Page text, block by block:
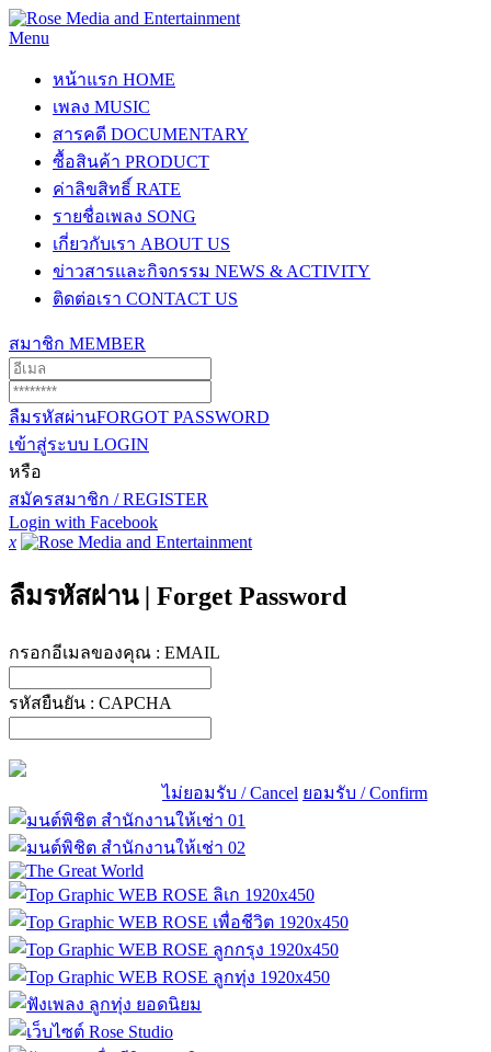
Menu
หน้าแรก HOME
เพลง MUSIC
สารคดี DOCUMENTARY
ซื้อสินค้า PRODUCT
ค่าลิขสิทธิ์ RATE
รายชื่อเพลง SONG
เกี่ยวกับเรา ABOUT US
ข่าวสารและกิจกรรม NEWS & ACTIVITY
ติดต่อเรา CONTACT US
สมาชิก MEMBER
ลืมรหัสผ่านFORGOT PASSWORD
เข้าสู่ระบบ LOGIN
หรือ
สมัครสมาชิก / REGISTER
Login with Facebook
x
ลืมรหัสผ่าน | Forget Password
กรอกอีเมลของคุณ : EMAIL
รหัสยืนยัน : CAPCHA
ไม่ยอมรับ / Cancel ยอมรับ / Confirm